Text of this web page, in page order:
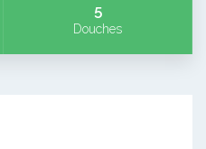
5
Douches